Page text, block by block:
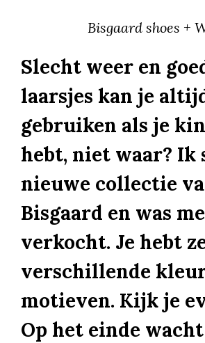
Bisgaard shoes +
Slecht weer en
laarsjes kan je
gebruiken als je
hebt, niet waar? Ik
nieuwe collectie
Bisgaard en was
verkocht. Je hebt
verschillende
motieven. Kijk je
Op het einde